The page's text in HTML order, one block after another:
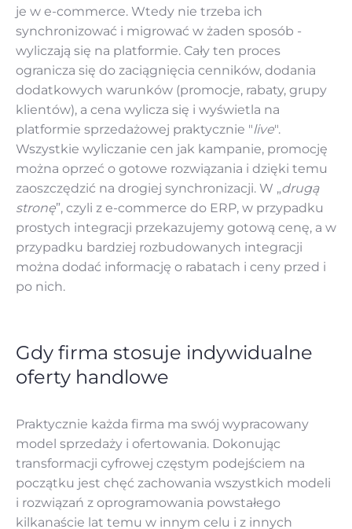
je w e-commerce. Wtedy nie trzeba ich
synchronizować i migrować w żaden sposób -
wyliczają się na platformie. Cały ten proces
ogranicza się do zaciągnięcia cenników, dodania
dodatkowych warunków (promocje, rabaty, grupy
klientów), a cena wylicza się i wyświetla na
platformie sprzedażowej praktycznie "live".
Wszystkie wyliczanie cen jak kampanie, promocję
można oprzeć o gotowe rozwiązania i dzięki temu
zaoszczędzić na drogiej synchronizacji. W „drugą
stronę”, czyli z e-commerce do ERP, w przypadku
prostych integracji przekazujemy gotową cenę, a w
przypadku bardziej rozbudowanych integracji
można dodać informację o rabatach i ceny przed i
po nich.
Gdy firma stosuje indywidualne
oferty handlowe
Praktycznie każda firma ma swój wypracowany
model sprzedaży i ofertowania. Dokonując
transformacji cyfrowej częstym podejściem na
początku jest chęć zachowania wszystkich modeli
i rozwiązań z oprogramowania powstałego
kilkanaście lat temu w innym celu i z innych